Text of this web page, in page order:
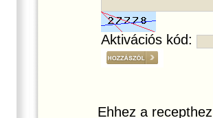
Aktivációs kód:
Ehhez a